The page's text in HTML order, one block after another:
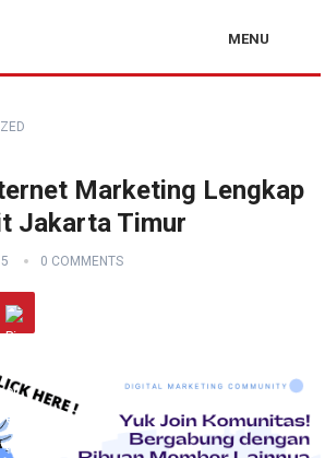
MENU
Marketing Lengkap
Jakarta Timur
0 COMMENTS